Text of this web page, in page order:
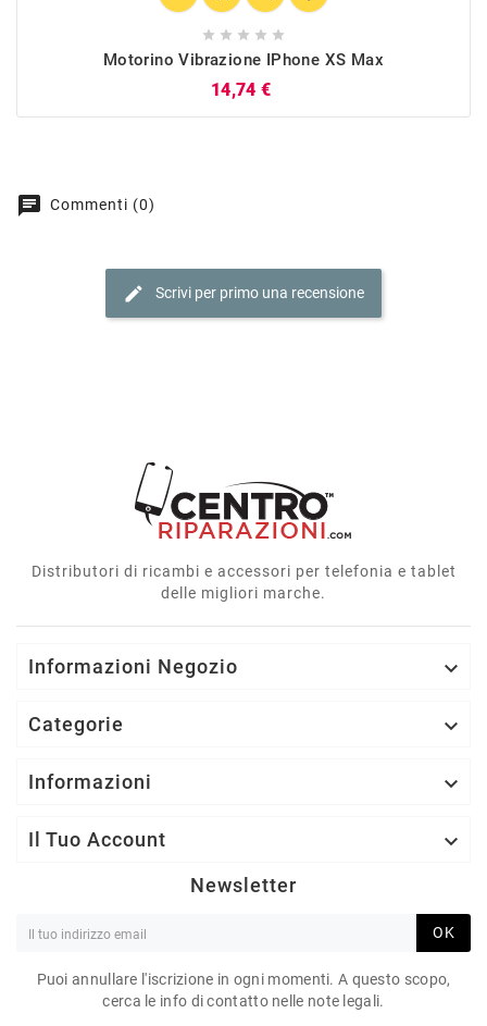
    
Motorino Vibrazione IPhone XS Max
14,74 €
chat Commenti (0)
edit Scrivi per primo una recensione
Distributori di ricambi e accessori per telefonia e tablet
delle migliori marche.
Informazioni Negozio 
Categorie 
Informazioni 
Il Tuo Account 
Newsletter
OK
Puoi annullare l'iscrizione in ogni momenti. A questo scopo,
cerca le info di contatto nelle note legali.